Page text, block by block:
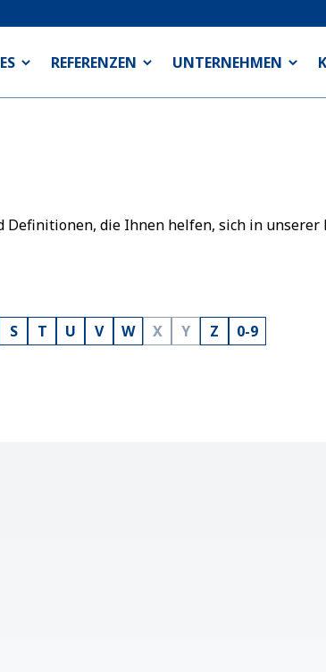
REFERENZEN UNTERNEHMEN
die Ihnen helfen, sich in
S T U V W X Y Z 0-9